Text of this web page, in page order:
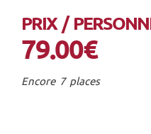
PRIX /
79.00€
Encore 7 places